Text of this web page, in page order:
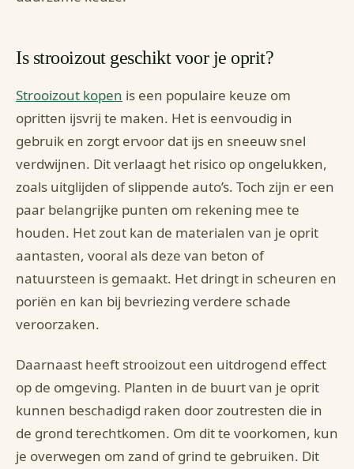
Is strooizout geschikt voor je oprit?
Strooizout kopen is een populaire keuze om
opritten ijsvrij te maken. Het is eenvoudig in
gebruik en zorgt ervoor dat ijs en sneeuw snel
verdwijnen. Dit verlaagt het risico op ongelukken,
zoals uitglijden of slippende auto’s. Toch zijn er een
paar belangrijke punten om rekening mee te
houden. Het zout kan de materialen van je oprit
aantasten, vooral als deze van beton of
natuursteen is gemaakt. Het dringt in scheuren en
poriën en kan bij bevriezing verdere schade
veroorzaken.
Daarnaast heeft strooizout een uitdrogend effect
op de omgeving. Planten in de buurt van je oprit
kunnen beschadigd raken door zoutresten die in
de grond terechtkomen. Om dit te voorkomen, kun
je overwegen om zand of grind te gebruiken. Dit